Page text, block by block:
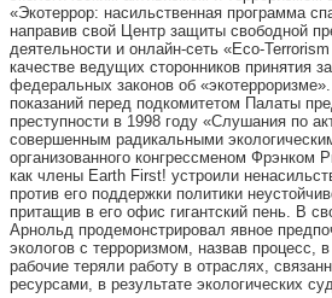
«Экотеррор: насильственная программа
направив свой Центр защиты свободной
деятельности и онлайн-сеть «Eco-
качестве ведущих сторонников принятия
федеральных законов об
показаний перед подкомитетом Палаты
преступности в 1998 году «Слушания по
совершенным радикальными
организованного конгрессменом Фрэнком
как члены Earth First! устроили
против его поддержки политики
притащив в его офис гигантский пень. В
Арнольд продемонстрировал явное
экологов с терроризмом, назвав процесс, в
рабочие теряли работу в отраслях,
ресурсами, в результате экологических